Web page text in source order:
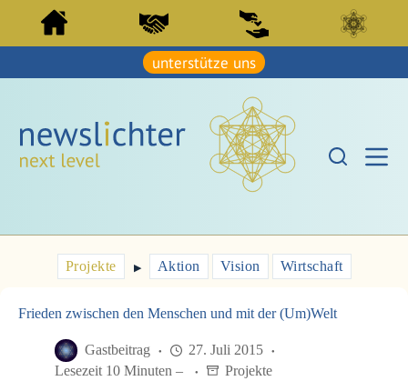
m
n
l
t
s
g
unterstütze uns
Projekte ▶︎ Aktion Vision Wirtschaft
Frieden zwischen den Menschen und mit der (Um)Welt
Gastbeitrag
27. Juli 2015
Lesezeit 10 Minuten –
Projekte